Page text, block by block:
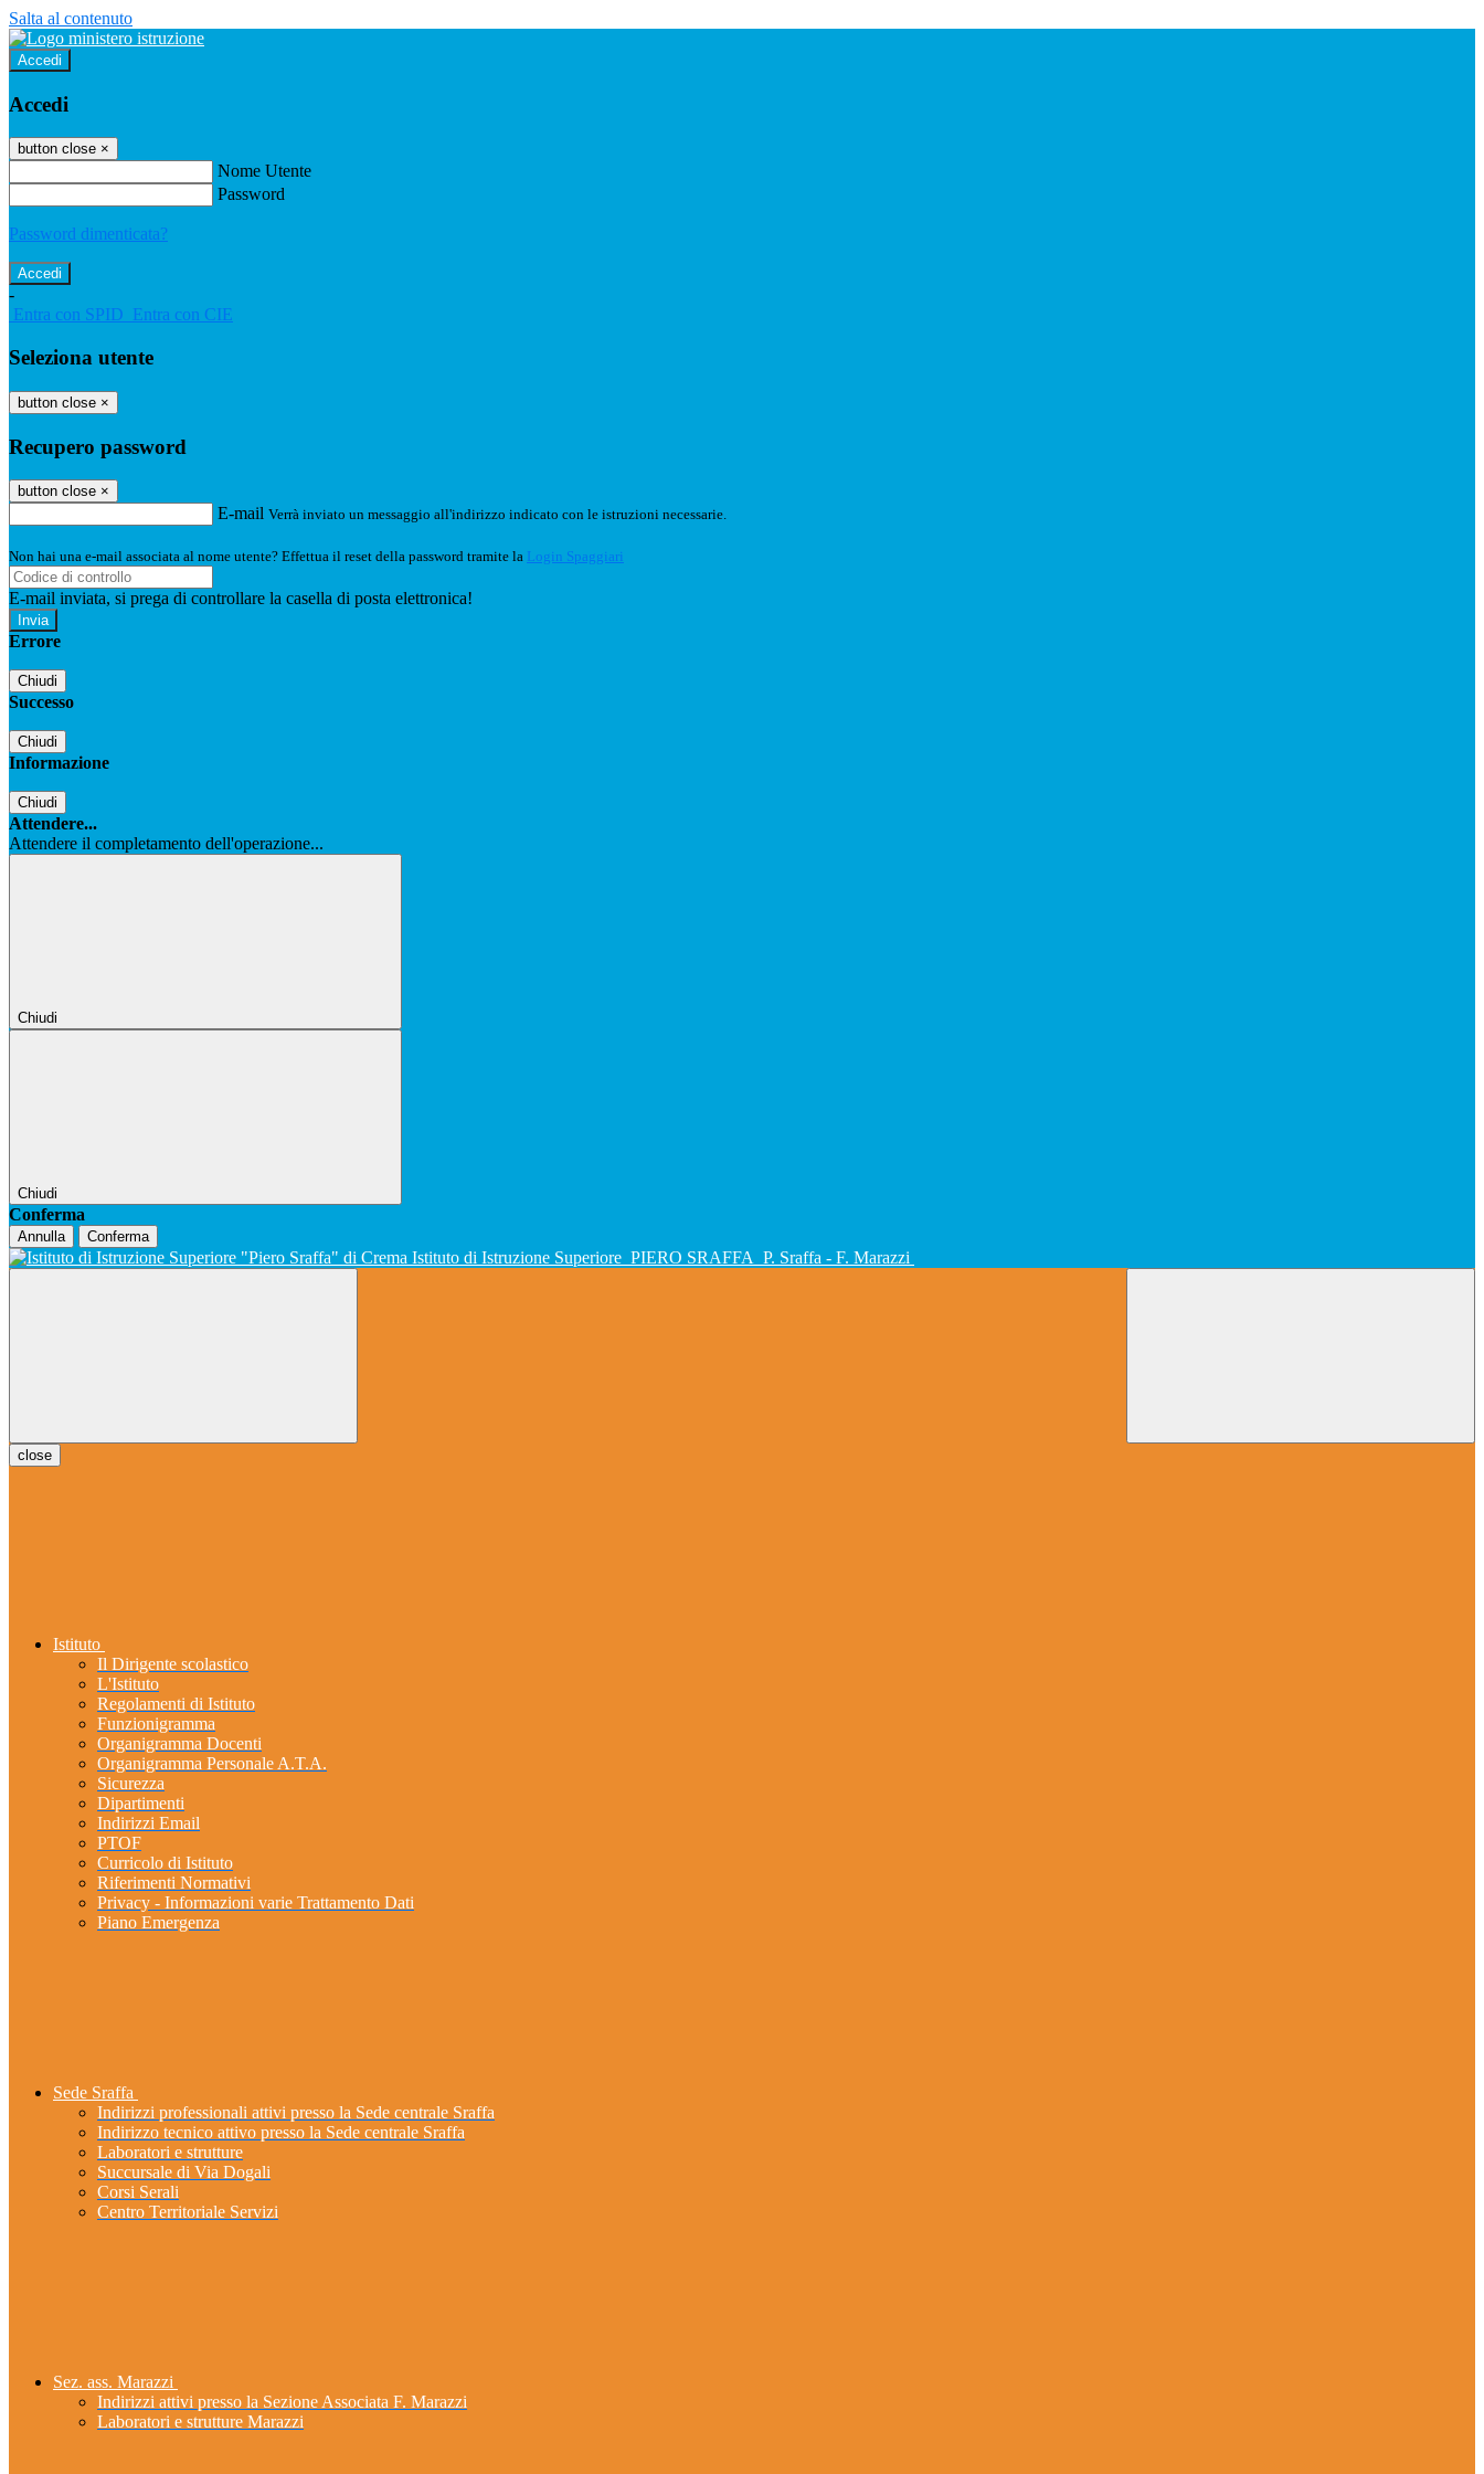
Salta al contenuto
Accedi
Accedi
button close ×
Nome Utente
Password
Password dimenticata?
-
Entra con SPID Entra con CIE
Seleziona utente
button close ×
Recupero password
button close ×
E-mail Verrà inviato un messaggio all'indirizzo indicato con le istruzioni necessarie.
Non hai una e-mail associata al nome utente? Effettua il reset della password tramite la Login Spaggiari
E-mail inviata, si prega di controllare la casella di posta elettronica!
Errore
Chiudi
Successo
Chiudi
Informazione
Chiudi
Attendere...
Attendere il completamento dell'operazione...
Chiudi
Chiudi
Conferma
Annulla Conferma
Istituto di Istruzione Superiore PIERO SRAFFA P. Sraffa - F. Marazzi
close
Istituto
Il Dirigente scolastico
L'Istituto
Regolamenti di Istituto
Funzionigramma
Organigramma Docenti
Organigramma Personale A.T.A.
Sicurezza
Dipartimenti
Indirizzi Email
PTOF
Curricolo di Istituto
Riferimenti Normativi
Privacy - Informazioni varie Trattamento Dati
Piano Emergenza
Sede Sraffa
Indirizzi professionali attivi presso la Sede centrale Sraffa
Indirizzo tecnico attivo presso la Sede centrale Sraffa
Laboratori e strutture
Succursale di Via Dogali
Corsi Serali
Centro Territoriale Servizi
Sez. ass. Marazzi
Indirizzi attivi presso la Sezione Associata F. Marazzi
Laboratori e strutture Marazzi